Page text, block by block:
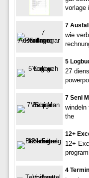
vorlage
7
wie
5
27
7 Seni
windeln
the
12+
12+
4